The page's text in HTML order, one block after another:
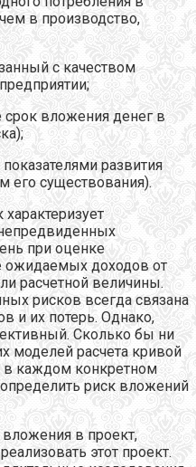
в производство,
с качеством
вложения денег в
развития
его существования).
при оценке
ожидаемых доходов от
расчетной величины.
рисков всегда связана
и их потерь. Однако,
Сколько бы ни
моделей расчета кривой
в каждом конкретном
риск вложений
в проект,
этот проект.